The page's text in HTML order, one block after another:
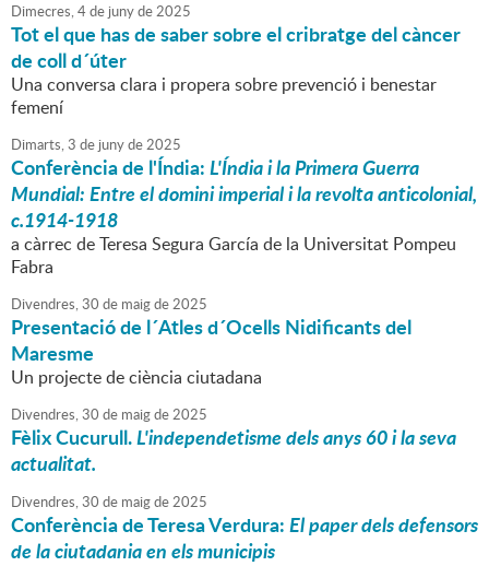
Dimecres,4de junyde2025
Tot el que has de saber sobre el cribratge del càncer
de coll d´úter
Una conversa clara i propera sobre prevenció i benestar
femení
Dimarts,3 de junyde2025
Conferència de l'Índia:L'Índia i la Primera Guerra
Mundial: Entre el domini imperial i la revolta anticolonial,
c.1914-1918
a càrrec de Teresa Segura García de la Universitat Pompeu
Fabra
Divendres,30 de maigde2025
Presentació de l´Atles d´Ocells Nidificants del
Maresme
Un projecte de ciència ciutadana
Divendres,30 de maigde2025
Fèlix Cucurull.L'independetisme dels anys 60 i la seva
actualitat.
Divendres,30 de maigde2025
Conferència de Teresa Verdura:El paper dels defensors
de la ciutadania en els municipis